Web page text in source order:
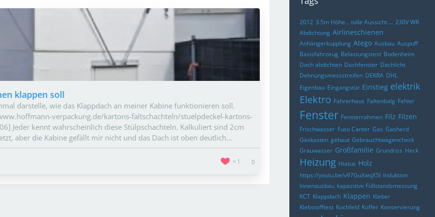
klappen soll
darstelle, wie das Klappdach an meiner Kabine funktionieren soll.
verpackung.de/kartons-faltschachteln/stuelpdeckel-kartons-
Jeder kennt wahrscheinlich diese Stülpschachteln. Kalkuliert sind 2cm
aber die Kabine gefällt mir nicht und das Dach ist oben deutlich…
1 0
2012 3.5m Höhe… tolle Aussicht…. 230V WR
Abdichtung Airlineschienen
Anhängerkupplung Atego Ausbau Auspuff
Basisfahrzeug Belastungstest Bodenheim
Dach abdichten Dachfenster Dachlicht
Dehnungsmessstreifen DEKRA DHL
Eigenbau Eingangstür Einstieg elektrik
Elektro Fahrerhaus Faltenbalg Fehler
Fenster Fensterrahmen Filz Filzen
Frischwasser Fuso Canter Gas Gasherd
Gaskasten gebaut Gebrauchtwagencheck
Grauwasser Großfamilie Grundriss Heck
Heizung Hiatus Holz
https://youtu.be/v97GuXwqX5I Induktion
Innenausbau kapazitive Füllstandsmessung
KCT Klappdach Klappen Kleber
Klebstofftest Kochfeld Koffer Konservierung